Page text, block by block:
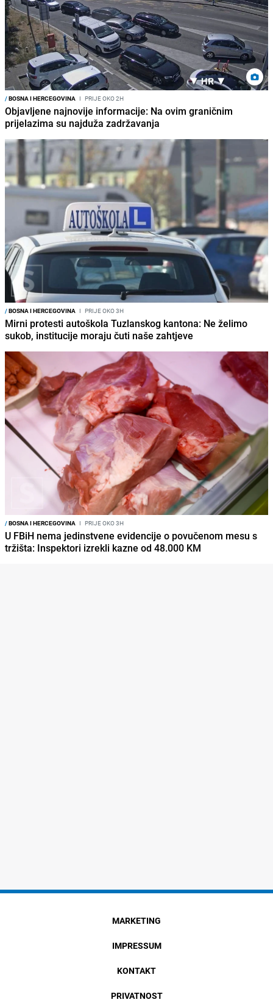
/BOSNA I HERCEGOVINA I PRIJE OKO 2H
Objavljene najnovije informacije: Na ovim graničnim
prijelazima su najduža zadržavanja
/BOSNA I HERCEGOVINA I PRIJE OKO 3H
Mirni protesti autoškola Tuzlanskog kantona: Ne želimo
sukob, institucije moraju čuti naše zahtjeve
/BOSNA I HERCEGOVINA I PRIJE OKO 3H
U FBiH nema jedinstvene evidencije o povučenom mesu s
tržišta: Inspektori izrekli kazne od 48.000 KM
MARKETING
IMPRESSUM
KONTAKT
PRIVATNOST